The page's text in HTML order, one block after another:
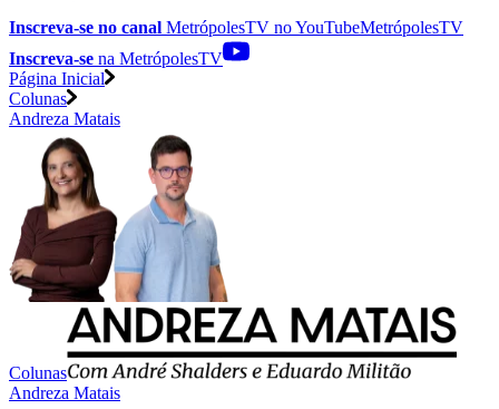
Inscreva-se no canal MetrópolesTV noYouTubeMetrópolesTV
Inscreva-se na MetrópolesTV
Página Inicial
Colunas
Andreza Matais
Colunas
Andreza Matais